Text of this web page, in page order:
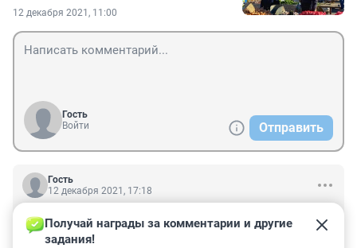
12 декабря 2021, 11:00
Гость
Войти
Отправить
Гость
12 декабря 2021, 17:18
да можно и в Астану съездить и неплохо так
отвакцинироваться
Получай награды за комментарии и другие
задания!